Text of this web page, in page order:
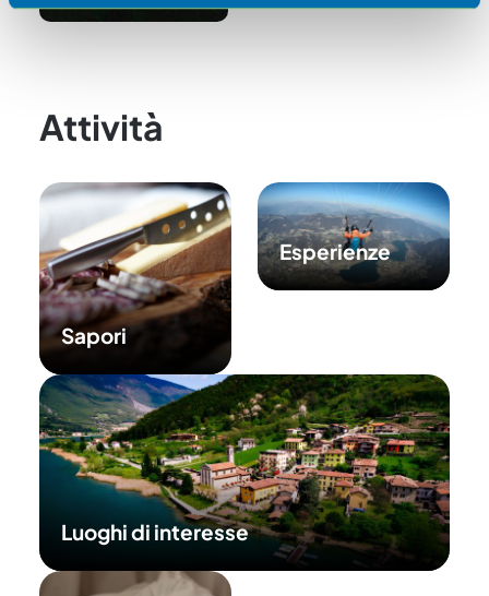
pubblicità e social media, i quali potrebbero combinarle
Attività
Sapori
Esperienze
Luoghi di interesse